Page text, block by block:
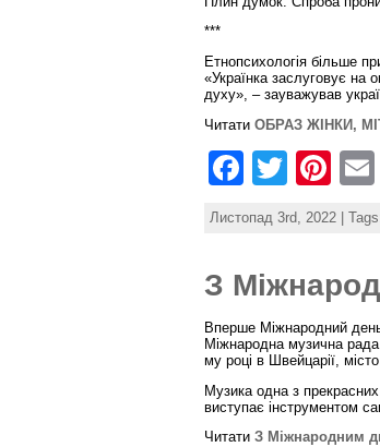
k
***
Етнопсихологія більше
«Українка заслуговує на
духу», – зауважував
Читати ОБРАЗ ЖІНКИ,
F
e
b
o
o
k
T
w
itt
er
Pi
nt
er
e
st
Листопад 3rd, 2022 |
З
Вперше Міжнародний
Міжнародна музична
му році в Швейцарії,
Музика одна з прекрасних
виступає інструментом
Читати З Міжнародним